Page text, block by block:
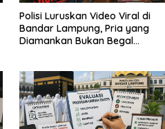
Polisi Luruskan Video Viral di
Bandar Lampung, Pria yang
Diamankan Bukan Begal